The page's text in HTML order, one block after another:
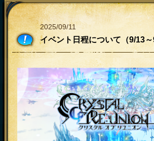
2025/09/11
イベント日程について（9/13